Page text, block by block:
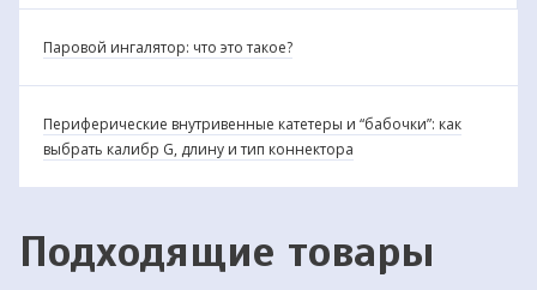
Паровой ингалятор: что это такое?
Периферические внутривенные катетеры и “бабочки”: как
выбрать калибр G, длину и тип коннектора
Подходящие товары